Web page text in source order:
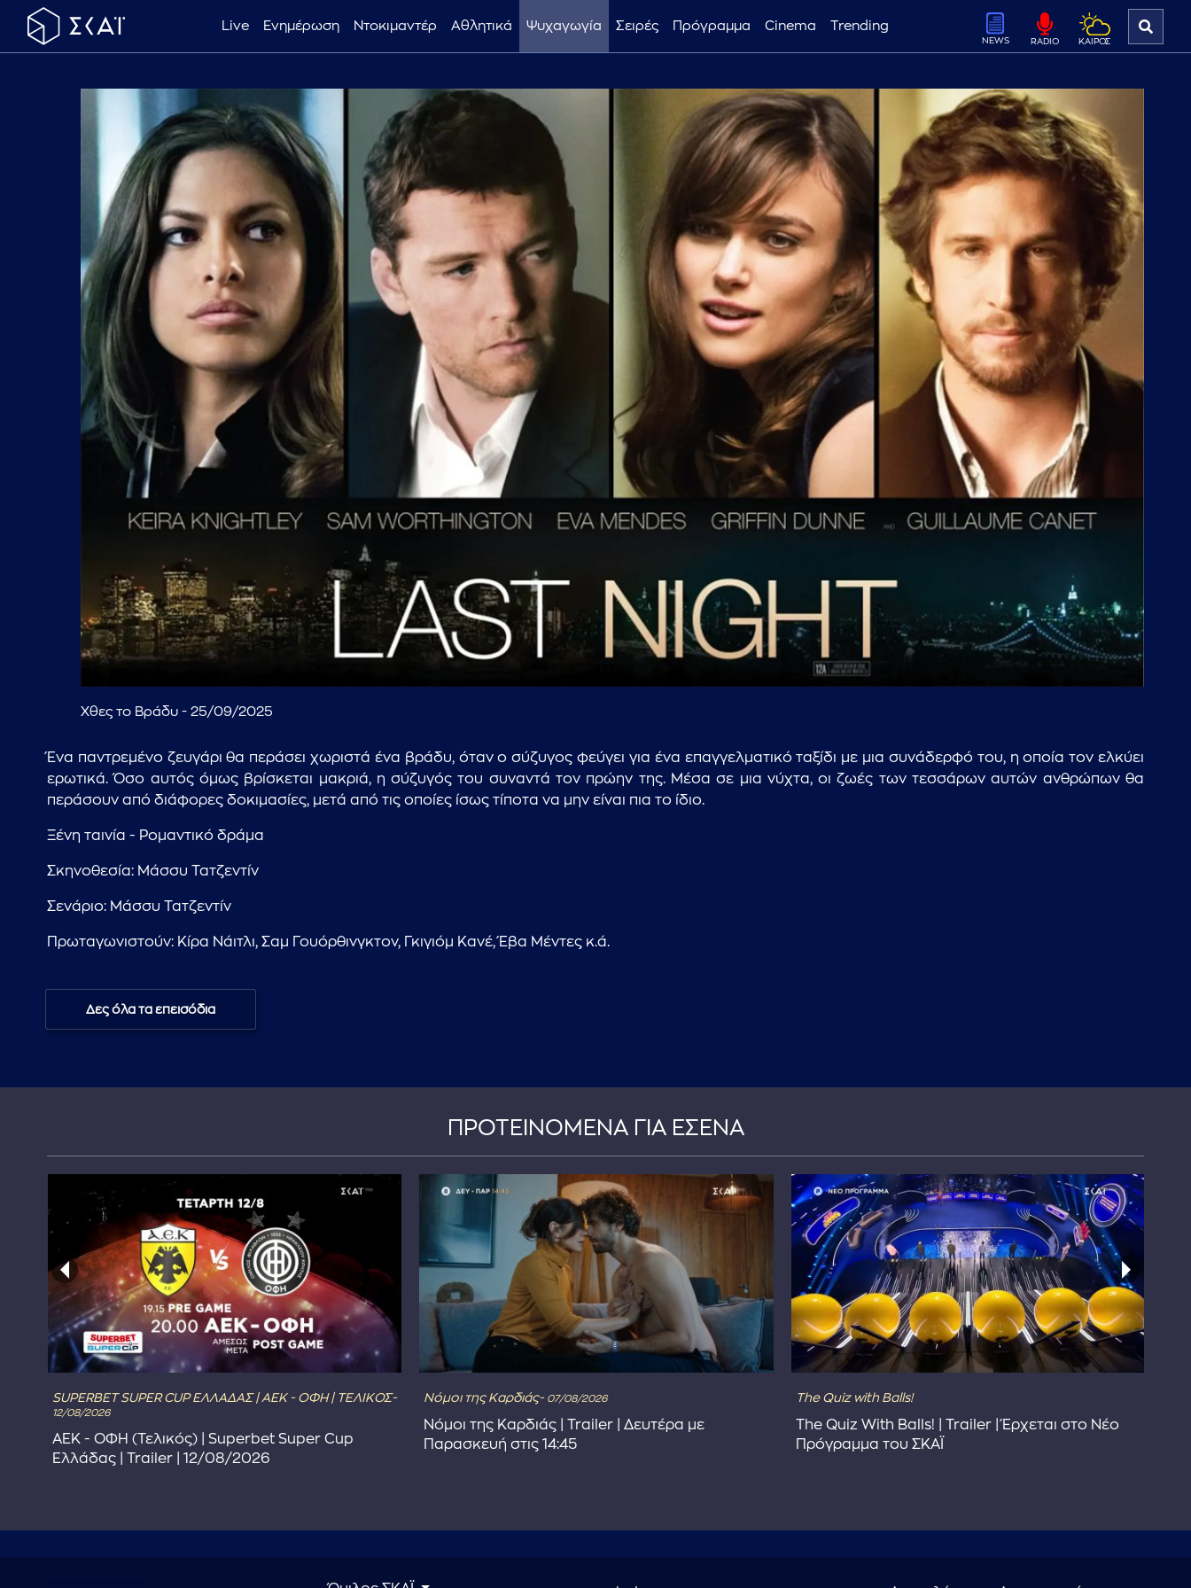
Live Ενημέρωση Ντοκιμαντέρ Αθλητικά Ψυχαγωγία Σειρές Πρόγραμμα Cinema Trending
NEWS RADIO ΚΑΙΡΟΣ
...πληκτρολογήστε κείμενο προς αναζήτηση
Χθες το Βράδυ - 25/09/2025
Ένα παντρεμένο ζευγάρι θα περάσει χωριστά ένα βράδυ, όταν ο σύζυγος φεύγει για ένα επαγγελματικό ταξίδι με μια συνάδερφό του, η οποία τον ελκύει
ερωτικά. Όσο αυτός όμως βρίσκεται μακριά, η σύζυγός του συναντά τον πρώην της. Μέσα σε μια νύχτα, οι ζωές των τεσσάρων αυτών ανθρώπων θα
περάσουν από διάφορες δοκιμασίες, μετά από τις οποίες ίσως τίποτα να μην είναι πια το ίδιο.
Ξένη ταινία - Ρομαντικό δράμα
Σκηνοθεσία: Μάσσυ Τατζεντίν
Σενάριο: Μάσσυ Τατζεντίν
Πρωταγωνιστούν: Κίρα Νάιτλι, Σαμ Γουόρθινγκτον, Γκιγιόμ Κανέ, Έβα Μέντες κ.ά.
Δες όλα τα επεισόδια
ΠΡΟΤΕΙΝΟΜΕΝΑ ΓΙΑ ΕΣΕΝΑ
SUPERBET SUPER CUP ΕΛΛΑΔΑΣ | ΑΕΚ - ΟΦΗ | ΤΕΛΙΚΟΣ-
12/08/2026
ΑΕΚ - ΟΦΗ (Τελικός) | Superbet Super Cup
Ελλάδας | Trailer | 12/08/2026
Νόμοι της Καρδιάς- 07/08/2026
Νόμοι της Καρδιάς | Trailer | Δευτέρα με
Παρασκευή στις 14:45
The Quiz with Balls!
The Quiz With Balls! | Trailer | Έρχεται στο Νέο
Πρόγραμμα του ΣΚΑΪ